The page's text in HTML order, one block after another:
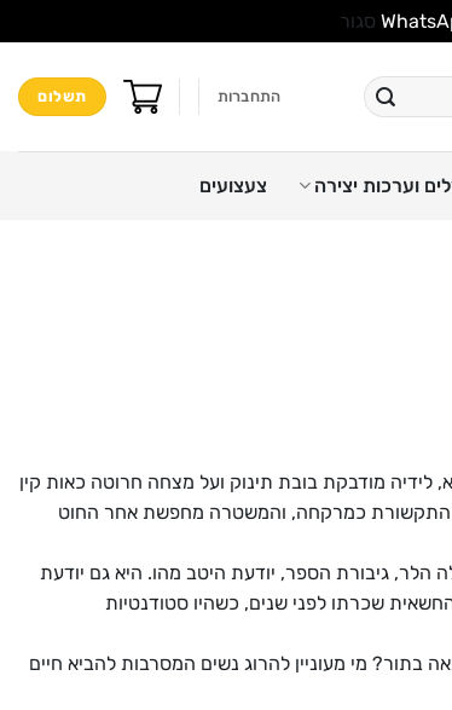
סגור
התחברות תשלום
וערכות יצירה צעצועים
מודבקת בובת תינוק ועל מצחה חרוטה כאות קין
התקשורת כמרקחה, והמשטרה מחפשת אחר החוט
הלר, גיבורת הספר, יודעת היטב מהו. היא גם יודעת
שכרתו לפני שנים, כשהיו סטודנטיות
בתור? מי מעוניין להרוג נשים המסרבות להביא חיים